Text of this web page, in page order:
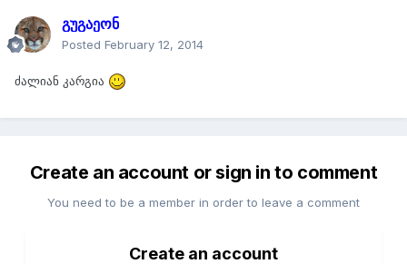
გუგაეონ
Posted February 12, 2014
ძალიან კარგია
Create an account or sign in to comment
You need to be a member in order to leave a comment
Create an account